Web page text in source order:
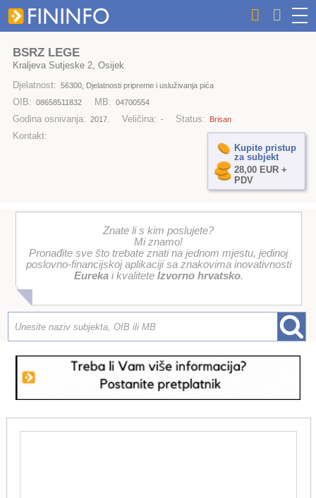
BSRZ LEGE
Kraljeva Sutjeske 2, Osijek
Djelatnost: 56300, Djelatnosti pripreme i usluživanja pića
OIB: 08658511832 MB: 04700554
Godina osnivanja: 2017. Veličina: - Status: Brisan
Kontakt:
Kupite pristup
za subjekt
28,00 EUR +
PDV
Znate li s kim poslujete?
Mi znamo!
Pronađite sve što trebate znati na jednom mjestu, jedinoj
poslovno-financijskoj aplikaciji sa znakovima inovativnosti
Eurekai kvalitete Izvorno hrvatsko.